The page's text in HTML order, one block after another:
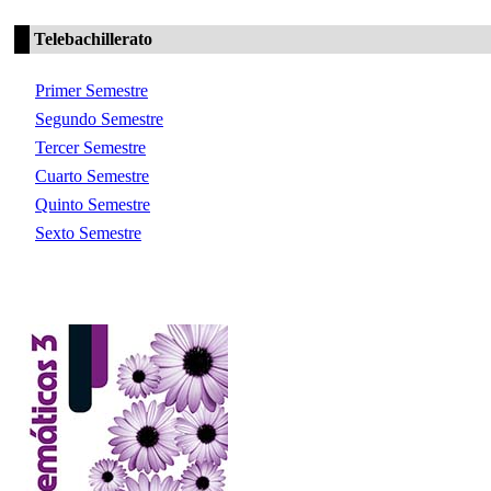
Telebachillerato
Primer Semestre
Segundo Semestre
Tercer Semestre
Cuarto Semestre
Quinto Semestre
Sexto Semestre